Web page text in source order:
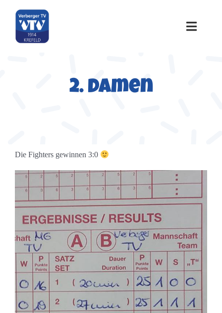
Inhalt
springen
Toggle
Über uns
Termine
Galerie
Kontakt
Sponsoren
Mitglied werden
2. Damen
Die Fighters gewinnen 3:0